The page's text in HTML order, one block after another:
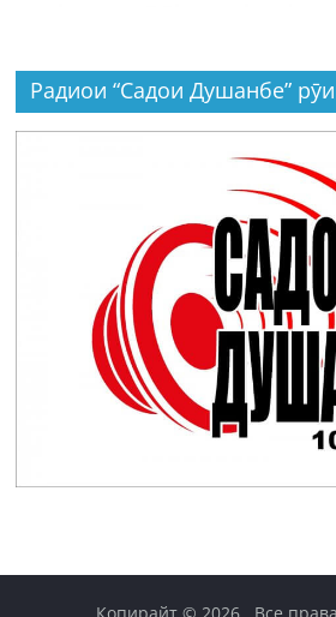
Радиои “Садои Душанбе”